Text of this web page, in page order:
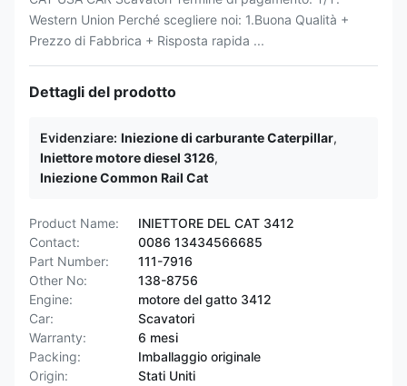
Western Union Perché scegliere noi: 1.Buona Qualità +
Prezzo di Fabbrica + Risposta rapida ...
Dettagli del prodotto
Evidenziare: Iniezione di carburante Caterpillar,
Iniettore motore diesel 3126,
Iniezione Common Rail Cat
Product Name:
INIETTORE DEL CAT 3412
Contact:
0086 13434566685
Part Number:
111-7916
Other No:
138-8756
Engine:
motore del gatto 3412
Car:
Scavatori
Warranty:
6 mesi
Packing:
Imballaggio originale
Origin:
Stati Uniti